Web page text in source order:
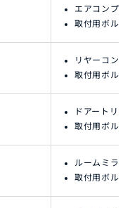
エアコンプ
取付用ボル
リヤーコン
取付用ボルト
ドアートリ
取付用ボルト
ルームミラ
取付用ボルト